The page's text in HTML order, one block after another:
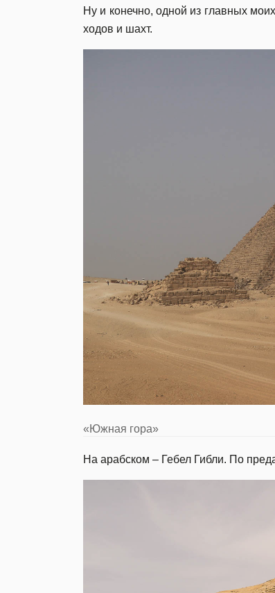
Ну и конечно, одной из главных
ходов и шахт.
«Южная гора»
На арабском – Гебел Гибли. По